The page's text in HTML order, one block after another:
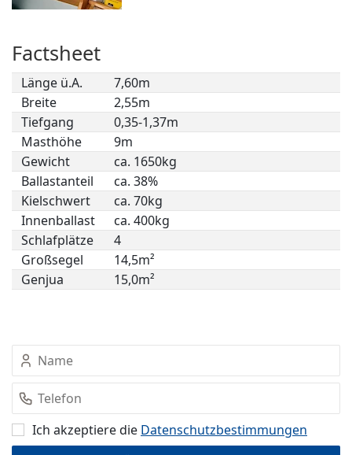
Factsheet
Länge ü.A.
7,60m
Breite
2,55m
Tiefgang
0,35-1,37m
Masthöhe
9m
Gewicht
ca. 1650kg
Ballastanteil
ca. 38%
Kielschwert
ca. 70kg
Innenballast
ca. 400kg
Schlafplätze
4
Großsegel
14,5m²
Genjua
15,0m²
Ich akzeptiere die Datenschutz­bestimmungen